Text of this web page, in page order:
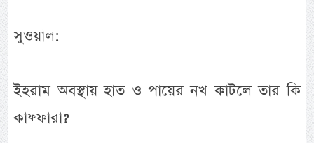
সুওয়াল:
ইহরাম অবস্থায় হাত ও পায়ের নখ কাটলে তার কি
কাফ্ফারা?